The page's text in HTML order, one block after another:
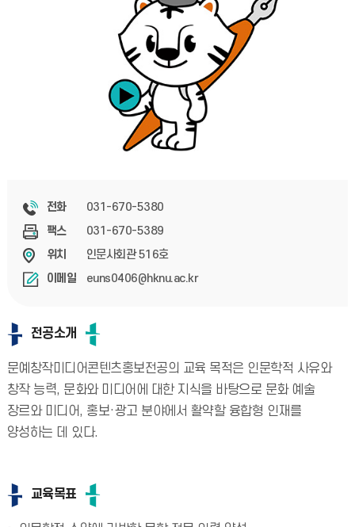
전화
031-670-5380
팩스
031-670-5389
위치
인문사회관 516호
이메일
euns0406@hknu.ac.kr
전공소개
문예창작미디어콘텐츠홍보전공의 교육 목적은 인문학적 사유와
창작 능력, 문화와 미디어에 대한 지식을 바탕으로 문화 예술
장르와 미디어, 홍보·광고 분야에서 활약할 융합형 인재를
양성하는 데 있다.
교육목표